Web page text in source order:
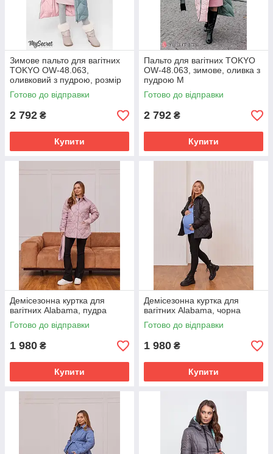
Зимове пальто для вагітних
TOKYO OW-48.063,
оливковий з пудрою, розмір
М
Готово до відправки
2 792 ₴
Купити
Пальто для вагітних TOKYO
OW-48.063, зимове, оливка з
пудрою М
Готово до відправки
2 792 ₴
Купити
Демісезонна куртка для
вагітних Alabama, пудра
Готово до відправки
1 980 ₴
Купити
Демісезонна куртка для
вагітних Alabama, чорна
Готово до відправки
1 980 ₴
Купити